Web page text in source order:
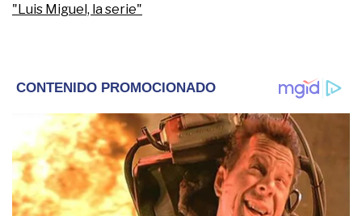
"Luis Miguel, la serie"